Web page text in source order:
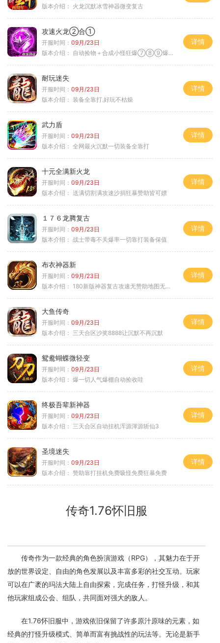
版本介绍： 火龙沉默冰雪神器微变复古
攻速火龙②合①
开服时间： 09月/23日
版本介绍： 自动捡物＋合成小怪狂爆⑦⑧⑨爆率+９
详情
耐玩迷失
开服时间： 09月/23日
版本介绍： 装备全靠打.好玩不枯燥
详情
武力盾
开服时间： 09月/23日
版本介绍： 全网最火沉默一切装备全靠打
详情
十元全满新火龙
开服时间： 09月/23日
版本介绍： 送满切割满攻速沙捐狂暴赞助皆可嫖
详情
１７６龙腾复古
开服时间： 09月/23日
版本介绍： 战士带毒不关爆率一切靠打装备保值
详情
布衣神器新
开服时间： 09月/23日
版本介绍： 180新版神器复古攻速无赞助地图无排行
详情
大鱼传奇
开服时间： 09月/23日
版本介绍： 三天合区沙奖8888让沉默不再沉默
详情
鸳鸯蝴蝶微轻变
开服时间： 09月/23日
版本介绍： 爆一切人气爆棚自动捡收哇
详情
终极吾辈新神器
开服时间： 09月/23日
版本介绍： 三天合区自动挂机浑源渾源斩仙3
详情
圣境迷失
开服时间： 09月/23日
版本介绍： 赞助靠打挂机免费吸怪免费狂暴免费
详情
传奇1.76怀旧服
传奇作为一款经典的角色扮演游戏（RPG），其魅力在于开
放的世界设定、自由的角色发展以及丰富多彩的社交互动。玩家
可以在广袤的玛法大陆上自由探索，完成任务，打怪升级，和其
他玩家组成公会、组队，共同面对强大的敌人。
在1.76怀旧服中，游戏依旧保留了许多原汁原味的元素，如
经典的打怪升级模式、简单而富有挑战性的玩法等。无论是新手